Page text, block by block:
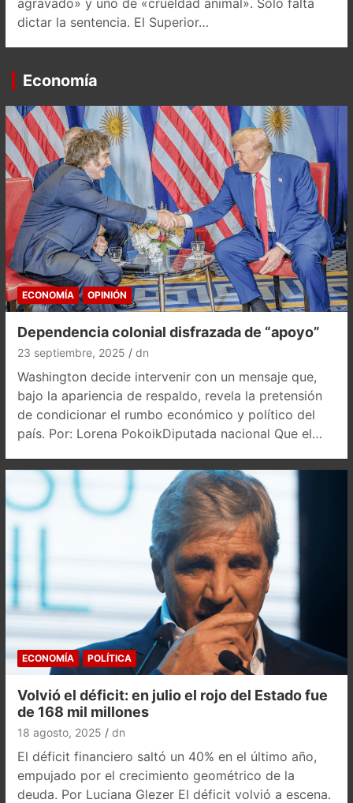
agravado» y uno de «crueldad animal». Sólo falta
dictar la sentencia. El Superior…
Economía
ECONOMÍA OPINIÓN
Dependencia colonial disfrazada de “apoyo”
23 septiembre, 2025 dn
Washington decide intervenir con un mensaje que,
bajo la apariencia de respaldo, revela la pretensión
de condicionar el rumbo económico y político del
país. Por: Lorena PokoikDiputada nacional Que el…
ECONOMÍA POLÍTICA
Volvió el déficit: en julio el rojo del Estado fue
de 168 mil millones
18 agosto, 2025 dn
El déficit financiero saltó un 40% en el último año,
empujado por el crecimiento geométrico de la
deuda. Por Luciana Glezer El déficit volvió a escena.